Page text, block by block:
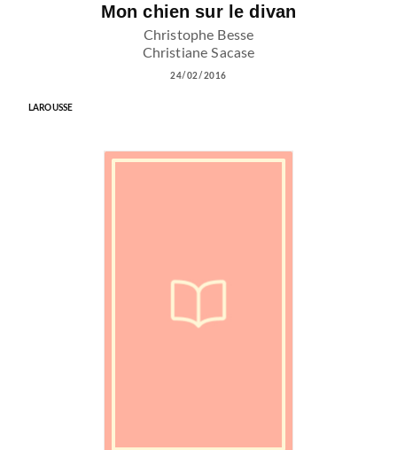
Mon chien sur le divan
Christophe Besse
Christiane Sacase
24/02/2016
LAROUSSE